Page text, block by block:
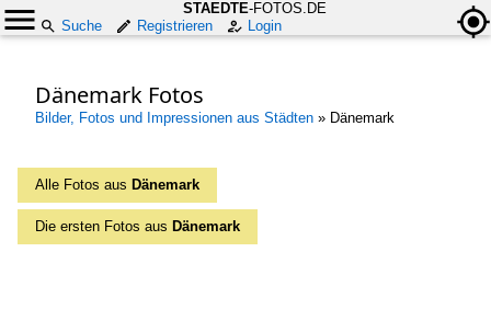
STAEDTE-FOTOS.DE
Suche
Registrieren Login
Dänemark Fotos
Bilder, Fotos und Impressionen aus Städten » Dänemark
Alle Fotos aus Dänemark
Die ersten Fotos aus Dänemark